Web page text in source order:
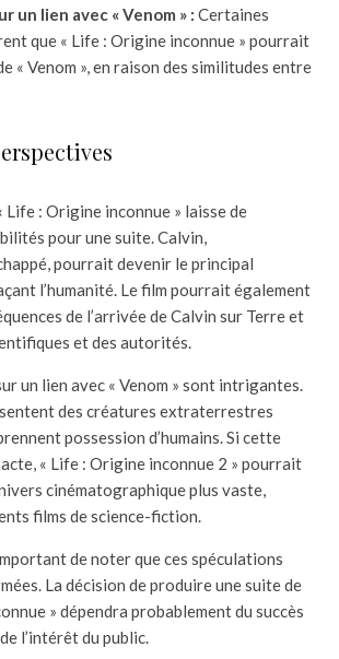
un lien avec « Venom » : Certaines
que « Life : Origine inconnue » pourrait
« Venom », en raison des similitudes entre
Life : Origine inconnue » laisse de
pour une suite. Calvin,
pourrait devenir le principal
l’humanité. Le film pourrait également
de l’arrivée de Calvin sur Terre et
et des autorités.
un lien avec « Venom » sont intrigantes.
des créatures extraterrestres
possession d’humains. Si cette
« Life : Origine inconnue 2 » pourrait
cinématographique plus vaste,
films de science-fiction.
de noter que ces spéculations
La décision de produire une suite de
» dépendra probablement du succès
l’intérêt du public.